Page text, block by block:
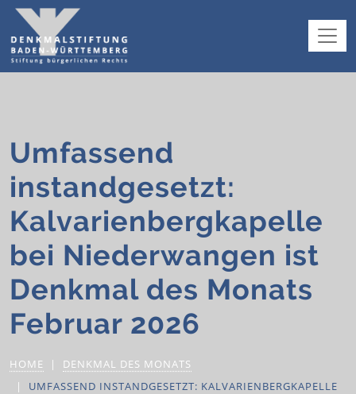
Umfassend
instandgesetzt:
Kalvarienbergkapelle
bei Niederwangen ist
Denkmal des Monats
Februar 2026
HOME
DENKMAL DES MONATS
UMFASSEND INSTANDGESETZT: KALVARIENBERGKAPELLE